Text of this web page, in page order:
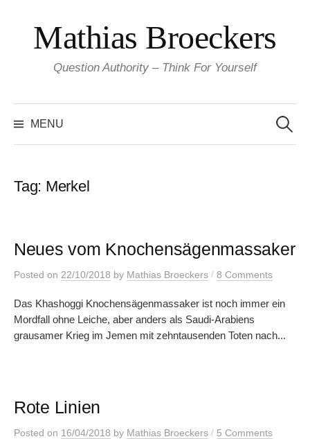
content
Mathias Broeckers
Question Authority – Think For Yourself
MENU
for:
Tag: Merkel
Neues vom Knochensägenmassaker
Posted on 22/10/2018 by Mathias Broeckers / 8 Comments
Das Khashoggi Knochensägenmassaker ist noch immer ein
Mordfall ohne Leiche, aber anders als Saudi-Arabiens
grausamer Krieg im Jemen mit zehntausenden Toten nach...
Rote Linien
Posted on 16/04/2018 by Mathias Broeckers / 5 Comments